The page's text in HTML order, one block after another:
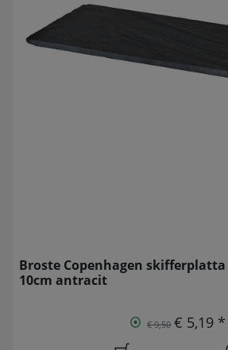
Broste Copenhagen
10cm antracit
€ 9,50 € 5,19 *